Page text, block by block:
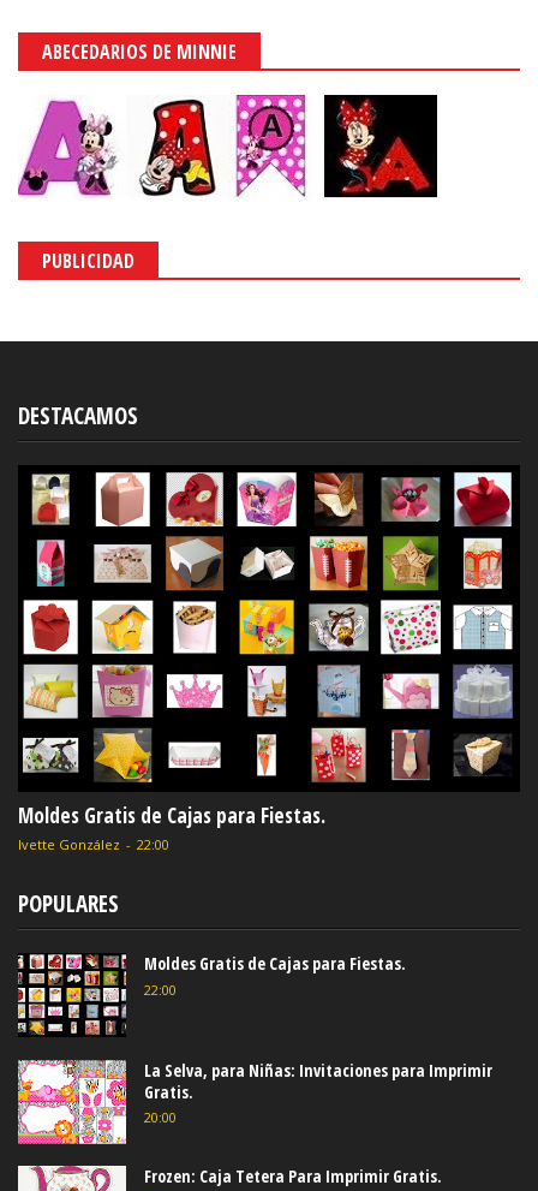
ABECEDARIOS DE MINNIE
PUBLICIDAD
DESTACAMOS
Moldes Gratis de Cajas para Fiestas.
Ivette González - 22:00
POPULARES
Moldes Gratis de Cajas para Fiestas.
22:00
La Selva, para Niñas: Invitaciones para Imprimir
Gratis.
20:00
Frozen: Caja Tetera Para Imprimir Gratis.